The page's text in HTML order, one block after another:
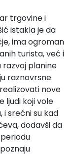
trgovine i
istakla je da
ima ogroman
turista, već i
razvoj planine
raznovrsne
nove
ljudi koji vole
i srećni su kad
dodavši da